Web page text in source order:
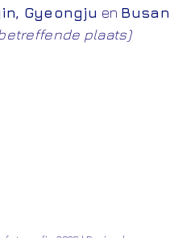
, Gyeongju en Busan
plaats)